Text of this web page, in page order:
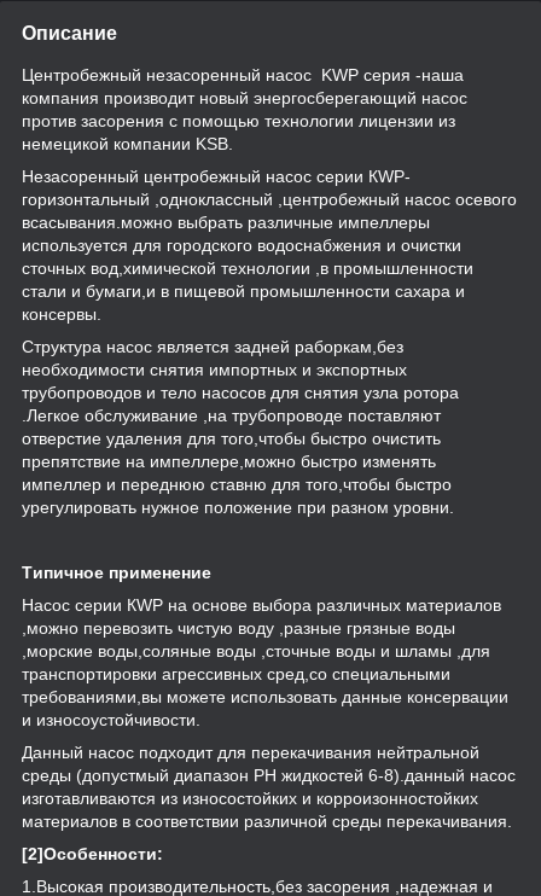
Описание
Центробежный незасоренный насос KWP серия -наша
компания производит новый энергосберегающий насос
против засорения с помощью технологии лицензии из
немецикой компании KSB.
Незасоренный центробежный насос серии КWP-
горизонтальный ,одноклассный ,центробежный насос осевого
всасывания.можно выбрать различные импеллеры
используется для городского водоснабжения и очистки
сточных вод,химической технологии ,в промышленности
стали и бумаги,и в пищевой промышленности сахара и
консервы.
Структура насос является задней раборкам,без
необходимости снятия импортных и экспортных
трубопроводов и тело насосов для снятия узла ротора
.Легкое обслуживание ,на трубопроводе поставляют
отверстие удаления для того,чтобы быстро очистить
препятствие на импеллере,можно быстро изменять
импеллер и переднюю ставню для того,чтобы быстро
урегулировать нужное положение при разном уровни.
Tипичное применение
Насос серии КWP на основе выбора различных материалов
,можно перевозить чистую воду ,разные грязные воды
,морские воды,соляные воды ,сточные воды и шламы ,для
транспортировки агрессивных сред,со специальными
требованиями,вы можете использовать данные консервации
и износоустойчивости.
Данный насос подходит для перекачивания нейтральной
среды (допустмый диапазон PH жидкостей 6-8).данный насос
изготавливаются из износостойких и корроизонностойких
материалов в соответствии различной среды перекачивания.
[2]Особенности:
1.Высокая производительность,без засорения ,надежная и